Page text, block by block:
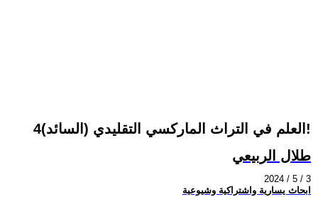
العلم في التراث الماركسي التقليدي (السائد)4!
طلال الربيعي
2024 / 5 / 3
ابحاث يسارية واشتراكية وشيوعية